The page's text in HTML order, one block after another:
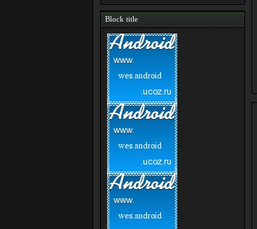
Block title